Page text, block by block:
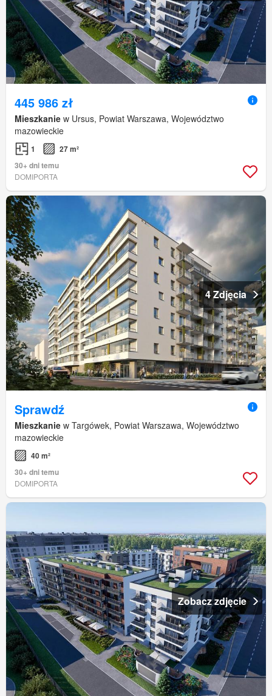
445 986 zł
Mieszkanie w Ursus, Powiat Warszawa, Województwo
mazowieckie
1
27 m²
30+ dni temu
DOMIPORTA
4 Zdjęcia
Sprawdź
Mieszkanie w Targówek, Powiat Warszawa, Województwo
mazowieckie
40 m²
30+ dni temu
DOMIPORTA
Zobacz zdjęcie